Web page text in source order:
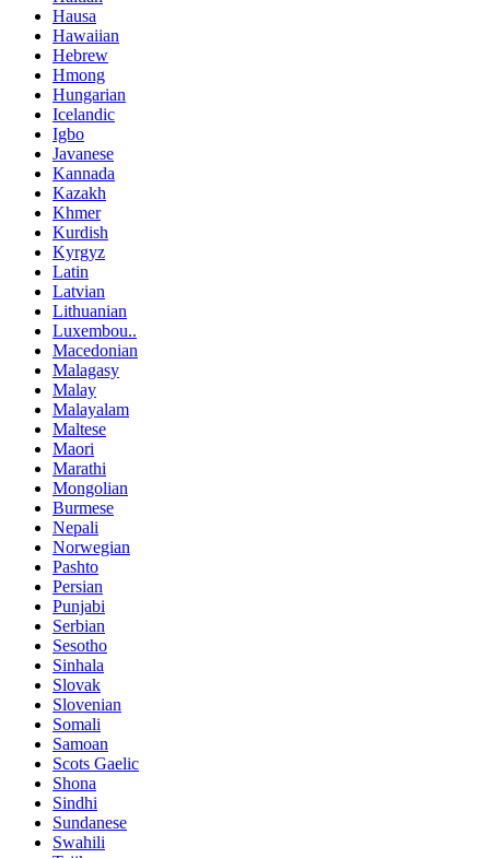
Hausa
Hawaiian
Hebrew
Hmong
Hungarian
Icelandic
Igbo
Javanese
Kannada
Kazakh
Khmer
Kurdish
Kyrgyz
Latin
Latvian
Lithuanian
Luxembou..
Macedonian
Malagasy
Malay
Malayalam
Maltese
Maori
Marathi
Mongolian
Burmese
Nepali
Norwegian
Pashto
Persian
Punjabi
Serbian
Sesotho
Sinhala
Slovak
Slovenian
Somali
Samoan
Scots Gaelic
Shona
Sindhi
Sundanese
Swahili